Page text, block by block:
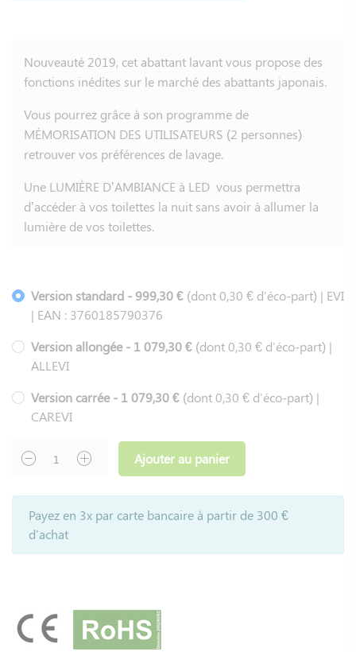
Nouveauté 2019, cet abattant lavant vous propose des
fonctions inédites sur le marché des abattants japonais.
Vous pourrez grâce à son programme de
MÉMORISATION DES UTILISATEURS (2 personnes)
retrouver vos préférences de lavage.
Une LUMIÈRE D’AMBIANCE à LED vous permettra
d’accéder à vos toilettes la nuit sans avoir à allumer la
lumière de vos toilettes.
Version standard - 999,30 € (dont 0,30 € d'éco-part) | EVI
| EAN : 3760185790376
Version allongée - 1 079,30 € (dont 0,30 € d'éco-part) |
ALLEVI
Version carrée - 1 079,30 € (dont 0,30 € d'éco-part) |
CAREVI
Ajouter au panier
Payez en 3x par carte bancaire à partir de 300 €
d'achat